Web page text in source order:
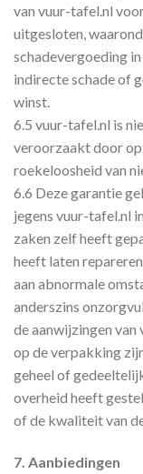
van vuur-tafel.nl
uitgesloten,
schadevergoeding
indirecte schade of
winst.
6.5 vuur-tafel.nl is
veroorzaakt door
roekeloosheid van
6.6 Deze garantie
jegens vuur-tafel.nl
zaken zelf heeft
heeft laten
aan abnormale
anderszins
de aanwijzingen
op de verpakking
geheel of
overheid heeft
of de kwaliteit van
7. Aanbiedingen